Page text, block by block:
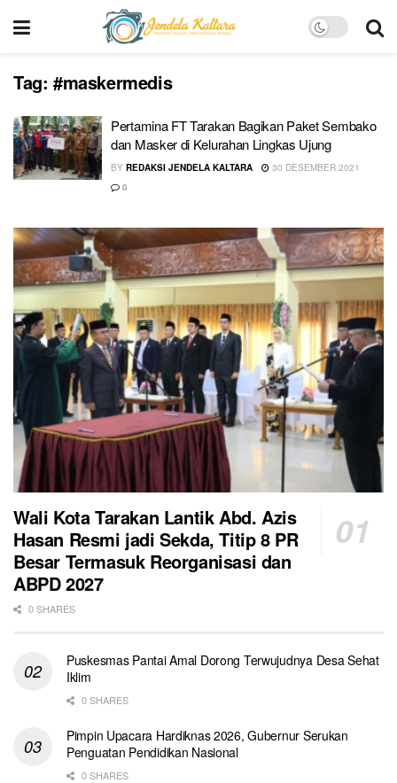
Tag: #maskermedis
Pertamina FT Tarakan Bagikan Paket Sembako
dan Masker di Kelurahan Lingkas Ujung
BY REDAKSI JENDELA KALTARA
30 DESEMBER 2021
0
Wali Kota Tarakan Lantik Abd. Azis
Hasan Resmi jadi Sekda, Titip 8 PR
Besar Termasuk Reorganisasi dan
ABPD 2027
0 SHARES
Puskesmas Pantai Amal Dorong Terwujudnya Desa Sehat
Iklim
0 SHARES
Pimpin Upacara Hardiknas 2026, Gubernur Serukan
Penguatan Pendidikan Nasional
0 SHARES